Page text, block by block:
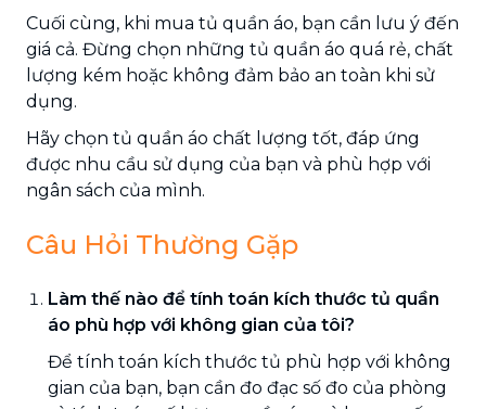
Cuối cùng, khi mua tủ quần áo, bạn cần lưu ý đến
giá cả. Đừng chọn những tủ quần áo quá rẻ, chất
lượng kém hoặc không đảm bảo an toàn khi sử
dụng.
Hãy chọn tủ quần áo chất lượng tốt, đáp ứng
được nhu cầu sử dụng của bạn và phù hợp với
ngân sách của mình.
Câu Hỏi Thường Gặp
Làm thế nào để tính toán kích thước tủ quần
áo phù hợp với không gian của tôi?
Để tính toán kích thước tủ phù hợp với không
gian của bạn, bạn cần đo đạc số đo của phòng